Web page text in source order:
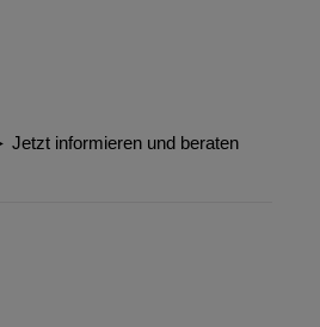
informieren und beraten